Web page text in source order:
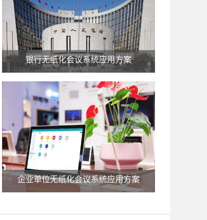
湘潭市雨湖区综治指挥中心.mp4
银行无纸化会议系统应用方案
企业单位无纸化会议系统应用方案